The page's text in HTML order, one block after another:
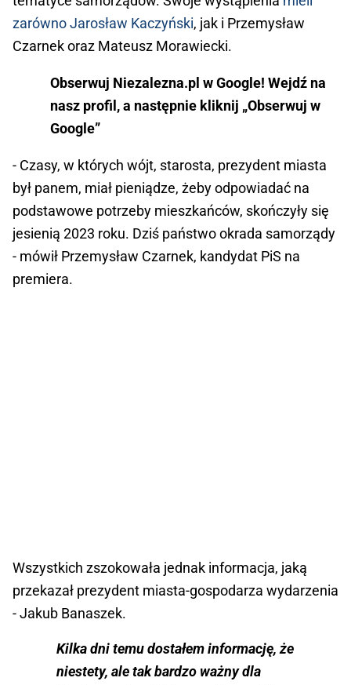
zarówno Jarosław Kaczyński, jak i Przemysław
Czarnek oraz Mateusz Morawiecki.
Obserwuj Niezalezna.pl w Google! Wejdź na
nasz profil, a następnie kliknij „Obserwuj w
Google”
- Czasy, w których wójt, starosta, prezydent miasta
był panem, miał pieniądze, żeby odpowiadać na
podstawowe potrzeby mieszkańców, skończyły się
jesienią 2023 roku. Dziś państwo okrada samorządy
- mówił Przemysław Czarnek, kandydat PiS na
premiera.
Wszystkich zszokowała jednak informacja, jaką
przekazał prezydent miasta-gospodarza wydarzenia
- Jakub Banaszek.
Kilka dni temu dostałem informację, że
niestety, ale tak bardzo ważny dla